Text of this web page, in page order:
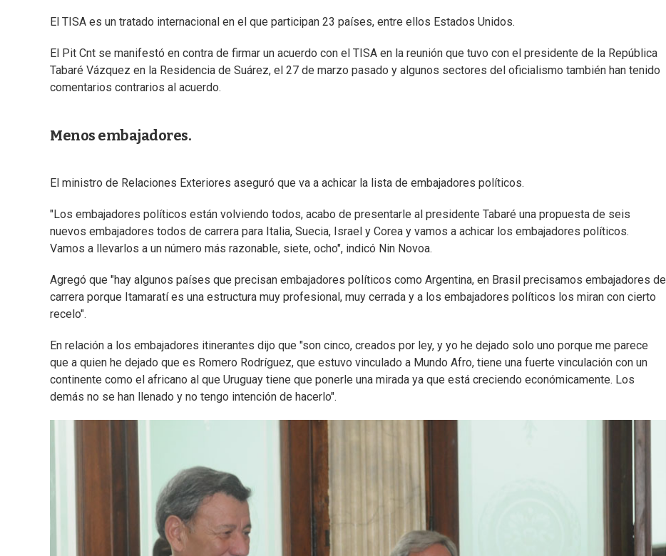
El TISA es un tratado internacional en el que participan 23 países, entre ellos Estados Unidos.
El Pit Cnt se manifestó en contra de firmar un acuerdo con el TISA en la reunión que tuvo con el presidente de la República
Tabaré Vázquez en la Residencia de Suárez, el 27 de marzo pasado y algunos sectores del oficialismo también han tenido
comentarios contrarios al acuerdo.
Menos embajadores.
El ministro de Relaciones Exteriores aseguró que va a achicar la lista de embajadores políticos.
"Los embajadores políticos están volviendo todos, acabo de presentarle al presidente Tabaré una propuesta de seis
nuevos embajadores todos de carrera para Italia, Suecia, Israel y Corea y vamos a achicar los embajadores políticos.
Vamos a llevarlos a un número más razonable, siete, ocho", indicó Nin Novoa.
Agregó que "hay algunos países que precisan embajadores políticos como Argentina, en Brasil precisamos embajadores de
carrera porque Itamaratí es una estructura muy profesional, muy cerrada y a los embajadores políticos los miran con cierto
recelo".
En relación a los embajadores itinerantes dijo que "son cinco, creados por ley, y yo he dejado solo uno porque me parece
que a quien he dejado que es Romero Rodríguez, que estuvo vinculado a Mundo Afro, tiene una fuerte vinculación con un
continente como el africano al que Uruguay tiene que ponerle una mirada ya que está creciendo económicamente. Los
demás no se han llenado y no tengo intención de hacerlo".